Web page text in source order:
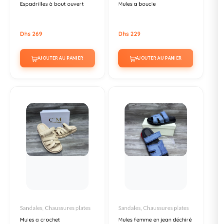
Espadrilles à bout ouvert
Dhs 269
AJOUTER AU PANIER
Mules a boucle
Dhs 229
AJOUTER AU PANIER
Sandales, Chaussures plates
Mules a crochet
Sandales, Chaussures plates
Mules femme en jean déchiré